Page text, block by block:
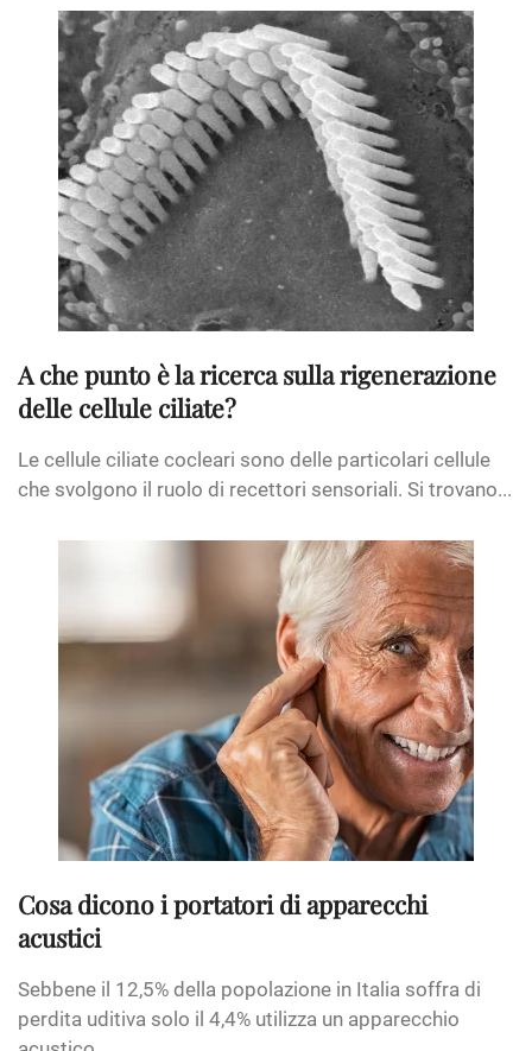
A che punto è la ricerca sulla rigenerazione
delle cellule ciliate?
Le cellule ciliate cocleari sono delle particolari cellule
che svolgono il ruolo di recettori sensoriali. Si trovano...
Cosa dicono i portatori di apparecchi
acustici
Sebbene il 12,5% della popolazione in Italia soffra di
perdita uditiva solo il 4,4% utilizza un apparecchio